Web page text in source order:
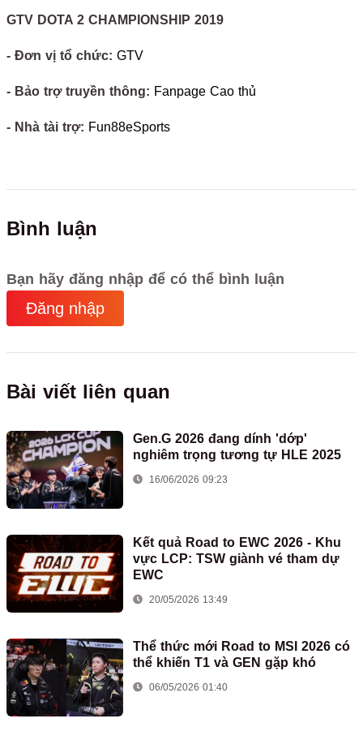
GTV DOTA 2 CHAMPIONSHIP 2019
- Đơn vị tổ chức: GTV
- Bảo trợ truyền thông: Fanpage Cao thủ
- Nhà tài trợ: Fun88eSports
Bình luận
Bạn hãy đăng nhập để có thể bình luận
Đăng nhập
Bài viết liên quan
Gen.G 2026 đang dính 'dớp'
nghiêm trọng tương tự HLE 2025
16/06/2026 09:23
Kết quả Road to EWC 2026 - Khu
vực LCP: TSW giành vé tham dự
EWC
20/05/2026 13:49
Thể thức mới Road to MSI 2026 có
thể khiến T1 và GEN gặp khó
06/05/2026 01:40